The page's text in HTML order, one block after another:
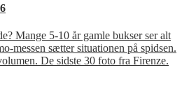
Mange 5-10 år gamle bukser ser alt
messen sætter situationen på spidsen.
De sidste 30 foto fra Firenze.